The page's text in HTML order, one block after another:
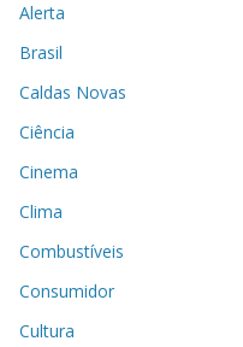
Alerta
Brasil
Caldas Novas
Ciência
Cinema
Clima
Combustíveis
Consumidor
Cultura